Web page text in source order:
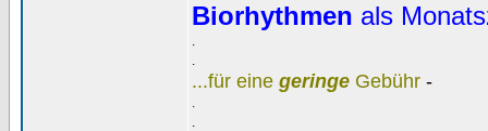
Biorhythmen als
.
.
...für eine geringe Gebühr -
.
.